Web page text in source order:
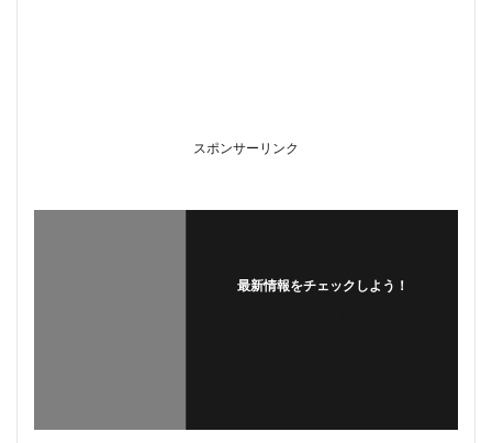
スポンサーリンク
最新情報をチェックしよう！